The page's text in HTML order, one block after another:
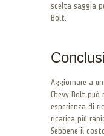
scelta saggia
Bolt.
Aggiornare a
Chevy Bolt
esperienza di
ricarica più
Sebbene il